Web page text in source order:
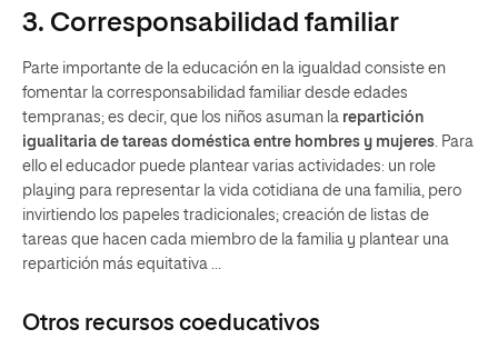
3. Corresponsabilidad familiar
Parte importante de la educación en la igualdad consiste en
fomentar la corresponsabilidad familiar desde edades
tempranas; es decir, que los niños asuman la repartición
igualitaria de tareas doméstica entre hombres y mujeres. Para
ello el educador puede plantear varias actividades: un role
playing para representar la vida cotidiana de una familia, pero
invirtiendo los papeles tradicionales; creación de listas de
tareas que hacen cada miembro de la familia y plantear una
repartición más equitativa …
Otros recursos coeducativos